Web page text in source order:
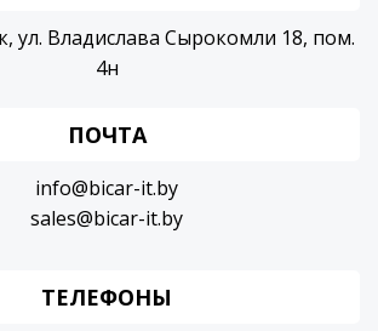
ул. Владислава Сырокомли 18, пом.
4н
ПОЧТА
info@bicar-it.by
sales@bicar-it.by
ТЕЛЕФОНЫ